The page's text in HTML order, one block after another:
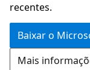
recentes.
Baixar o
Mais